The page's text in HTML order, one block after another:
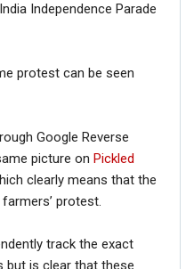
Independence Parade
protest can be seen
Google Reverse
picture on Pickled
clearly means that the
protest.
track the exact
but is clear that these